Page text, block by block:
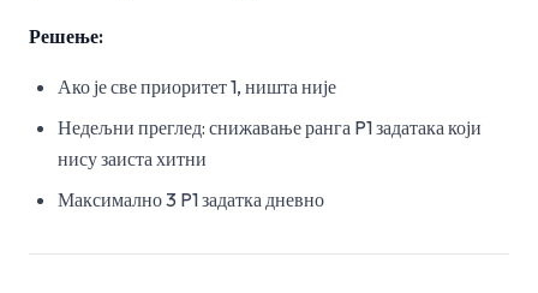
Решење:
Ако је све приоритет 1, ништа није
Недељни преглед: снижавање ранга P1 задатака који
нису заиста хитни
Максимално 3 P1 задатка дневно